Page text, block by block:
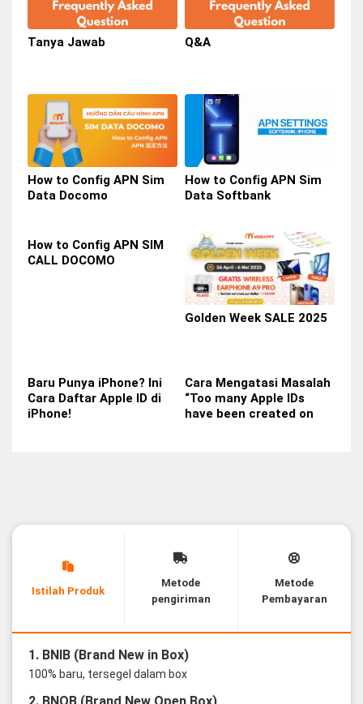
Tanya Jawab Q&A
How to Config APN Sim
Data Docomo
How to Config APN Sim
Data Softbank
How to Config APN SIM
CALL DOCOMO
Golden Week SALE 2025
Baru Punya iPhone? Ini
Cara Daftar Apple ID di
iPhone!
Cara Mengatasi Masalah
“Too many Apple IDs
have been created on
Istilah Produk
Metode
pengiriman
Metode
Pembayaran
1. BNIB (Brand New in Box)
100% baru, tersegel dalam box
2. BNOB (Brand New Open Box)